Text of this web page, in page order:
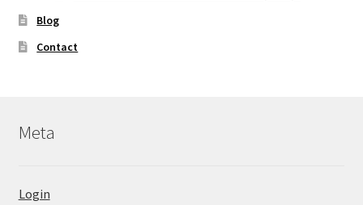
Blog
Contact
Meta
Login